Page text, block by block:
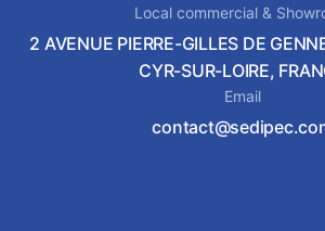
Local commercial &
2 AVENUE PIERRE-GILLES DE
CYR-SUR-LOIRE,
Email